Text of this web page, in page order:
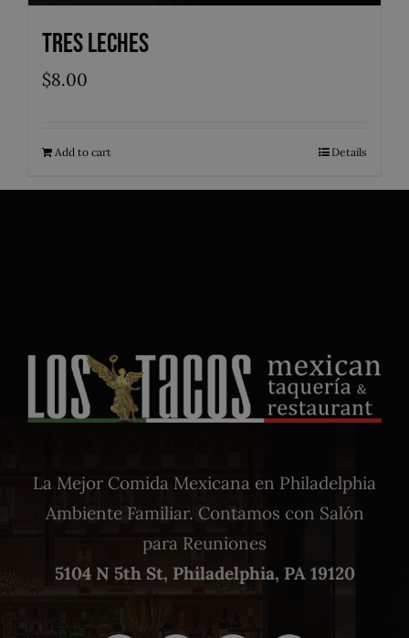
Tres Leches
$8.00
Add to cart Details
La Mejor Comida Mexicana en Philadelphia
Ambiente Familiar. Contamos con Salón
para Reuniones
5104 N 5th St, Philadelphia, PA 19120